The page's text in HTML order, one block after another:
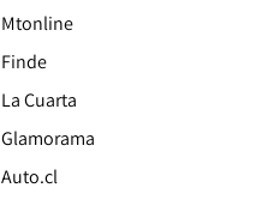
Mtonline
Finde
La Cuarta
Glamorama
Auto.cl